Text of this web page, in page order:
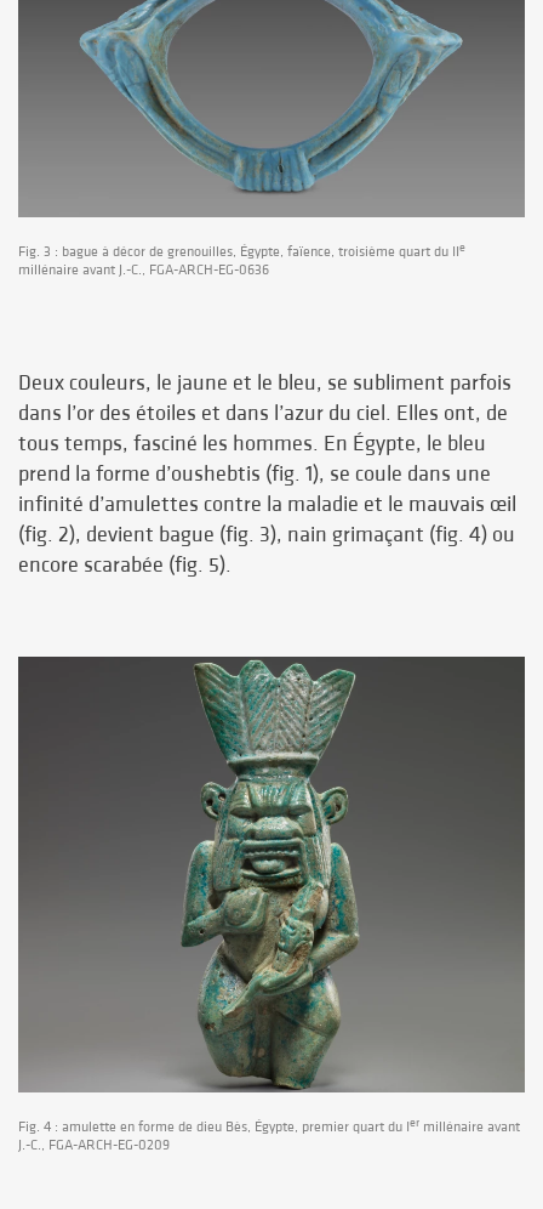
Fig. 3 : bague à décor de grenouilles, Égypte, faïence, troisième quart du IIe
millénaire avant J.-C., FGA-ARCH-EG-0636
Deux couleurs, le jaune et le bleu, se subliment parfois
dans l’or des étoiles et dans l’azur du ciel. Elles ont, de
tous temps, fasciné les hommes. En Égypte, le bleu
prend la forme d’oushebtis (fig. 1), se coule dans une
infinité d’amulettes contre la maladie et le mauvais œil
(fig. 2), devient bague (fig. 3), nain grimaçant (fig. 4) ou
encore scarabée (fig. 5).
Fig. 4 : amulette en forme de dieu Bès, Égypte, premier quart du Ier millénaire avant
J.-C., FGA-ARCH-EG-0209